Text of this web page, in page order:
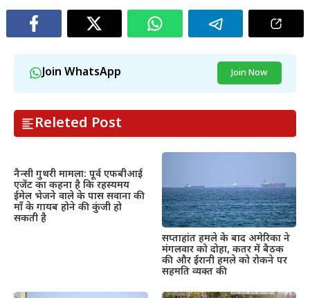
Join WhatsApp Join Now
Releted Post
नैन्सी गुथरी मामला: पूर्व एफबीआई
एजेंट का कहना है कि रहस्यमय
ईमेल भेजने वाले के पास सवाना की
माँ के गायब होने की कुंजी हो
सकती है
सप्ताहांत हमले के बाद अमेरिका ने
मंगलवार को दोहा, कतर में बैठक
की और ईरानी हमले को रोकने पर
सहमति व्यक्त की